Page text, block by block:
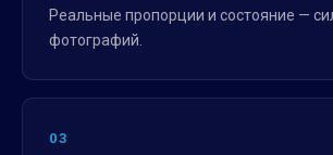
Реальные пропорции и состояние —
фотографий.
03